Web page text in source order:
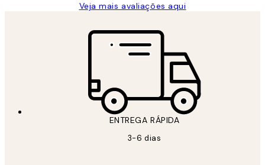
Veja mais avaliações aqui
ENTREGA RÁPIDA
3-6 dias